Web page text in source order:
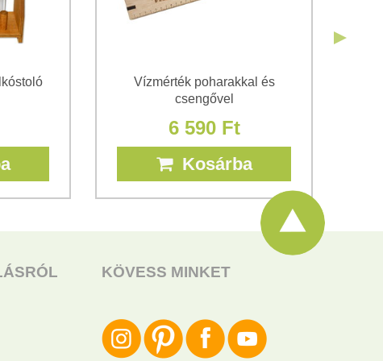
Vízmérték poharakkal és
csengővel
6 590 Ft
Kosárba
KÖVESS MINKET